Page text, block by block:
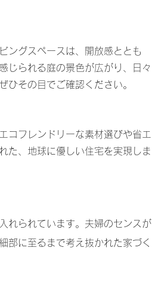
ングスペースは、開放感ととも
じられる庭の景色が広がり、日々
ひその目でご確認ください。
コフレンドリーな素材選びや省エ
た、地球に優しい住宅を実現しま
れられています。夫婦のセンスが
部に至るまで考え抜かれた家づく